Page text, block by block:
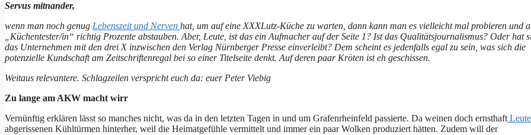
Servus mitnander,
wenn man noch genug Lebenszeit und Nerven hat, um auf eine XXXLutz-Küche zu warten, dann kann man es vielleicht mal probieren und
„Küchentester/in“ richtig Prozente abstauben. Aber, Leute, ist das ein Aufmacher auf der Seite 1? Ist das Qualitätsjournalismus? Oder hat
das Unternehmen mit den drei X inzwischen den Verlag Nürnberger Presse einverleibt? Dem scheint es jedenfalls egal zu sein, was sich die
potenzielle Kundschaft am Zeitschriftenregal bei so einer Titelseite denkt. Auf deren paar Kröten ist eh geschissen.
Weitaus relevantere. Schlagzeilen verspricht euch da: euer Peter Viebig
Zu lange am AKW macht wirr
Vernünftig erklären lässt so manches nicht, was da in den letzten Tagen in und um Grafenrheinfeld passierte. Da weinen doch ernsthaftLeute
abgerissenen Kühltürmen hinterher, weil die Heimatgefühle vermittelt und immer ein paar Wolken produziert hätten. Zudem will der